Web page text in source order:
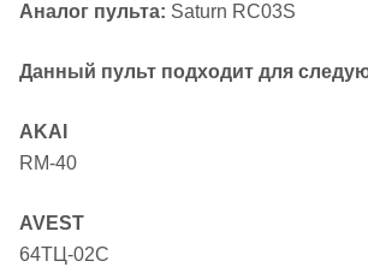
Аналог пульта: Saturn RC03S
Данный пульт подходит для
AKAI
RM-40
AVEST
64ТЦ-02C